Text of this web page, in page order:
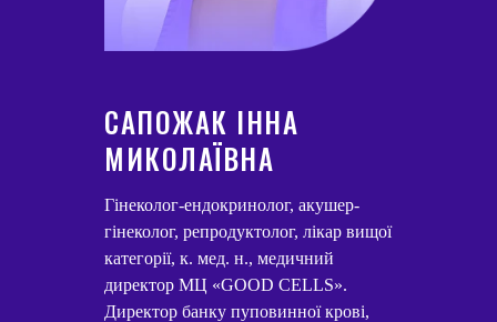
САПОЖАК ІННА
МИКОЛАЇВНА
Гінеколог-ендокринолог, акушер-
гінеколог, репродуктолог, лікар вищої
категорії, к. мед. н., медичний
директор МЦ «GOOD CELLS».
Директор банку пуповинної крові,